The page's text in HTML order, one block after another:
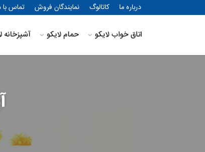
درباره ما کاتالوگ نمایندگان فروش تماس با
اتاق خواب لایکو حمام لایکو آشپزخانه